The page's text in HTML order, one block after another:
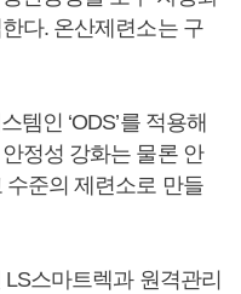
다. 온산제련소는 구
템인 ‘ODS’를 적용해
정성 강화는 물론 안
준의 제련소로 만들
스마트렉과 원격관리